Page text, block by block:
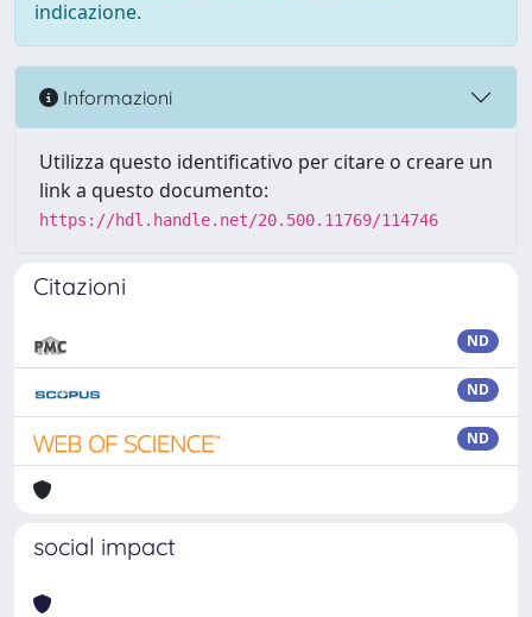
indicazione.
Informazioni
Utilizza questo identificativo per citare o creare un
link a questo documento:
https://hdl.handle.net/20.500.11769/114746
Citazioni
ND
ND
ND
social impact